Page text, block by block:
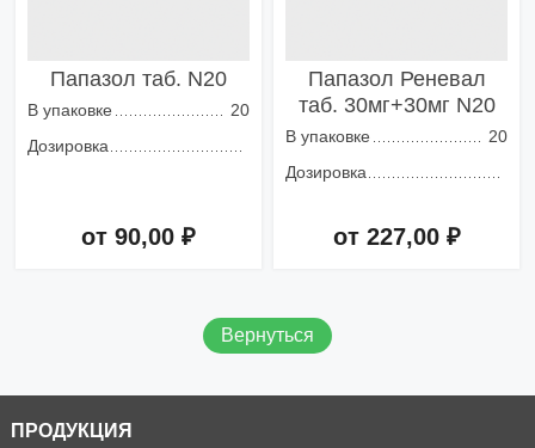
Папазол таб. N20
В упаковке
20
Дозировка
от 90,00 ₽
Папазол Реневал
таб. 30мг+30мг N20
В упаковке
20
Дозировка
от 227,00 ₽
Вернуться
ПРОДУКЦИЯ